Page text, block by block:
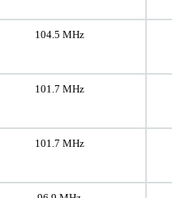
104.5 MHz
101.7 MHz
101.7 MHz